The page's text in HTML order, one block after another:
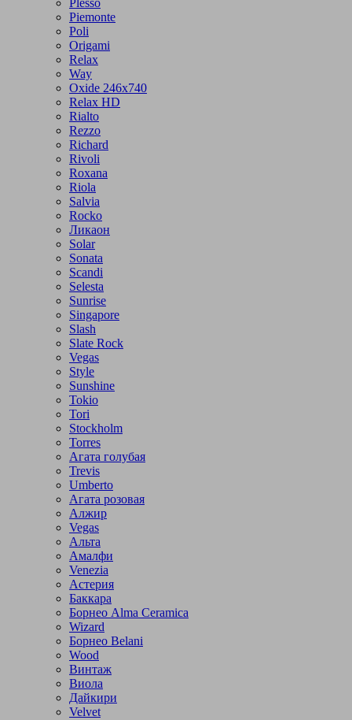
Piemonte
Poli
Origami
Relax
Way
Oxide 246x740
Relax HD
Rialto
Rezzo
Richard
Rivoli
Roxana
Riola
Salvia
Rocko
Ликаон
Solar
Sonata
Scandi
Selesta
Sunrise
Singapore
Slash
Slate Rock
Vegas
Style
Sunshine
Tokio
Tori
Stockholm
Torres
Агата голубая
Trevis
Umberto
Агата розовая
Алжир
Vegas
Альта
Амалфи
Venezia
Астерия
Баккара
Борнео Alma Ceramica
Wizard
Борнео Belani
Wood
Винтаж
Виола
Дайкири
Velvet